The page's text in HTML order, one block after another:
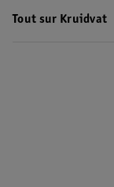
Tout sur Kruidvat